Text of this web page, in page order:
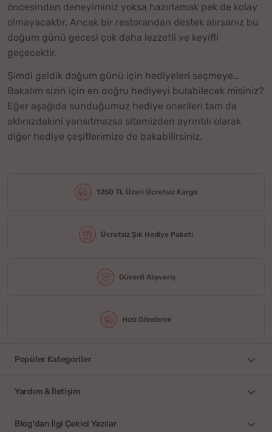
öncesinden deneyiminiz yoksa hazırlamak pek de kolay
olmayacaktır. Ancak bir restorandan destek alırsanız bu
doğum günü gecesi çok daha lezzetli ve keyifli
geçecektir.
Şimdi geldik doğum günü için hediyeleri seçmeye…
Bakalım sizin için en doğru hediyeyi bulabilecek misiniz?
Eğer aşağıda sunduğumuz hediye önerileri tam da
aklınızdakini yansıtmazsa sitemizden ayrıntılı olarak
diğer hediye çeşitlerimize de bakabilirsiniz.
1250 TL Üzeri Ücretsiz Kargo
Ücretsiz Şık Hediye Paketi
Güvenli Alışveriş
Hızlı Gönderim
Popüler Kategoriler
Yardım & İletişim
Blog'dan İlgi Çekici Yazılar